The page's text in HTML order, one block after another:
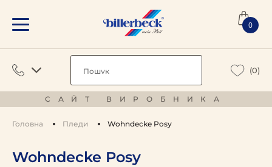
0
(0)
САЙТ ВИРОБНИКА
Головна Пледи Wohndecke Posy
Wohndecke Posy